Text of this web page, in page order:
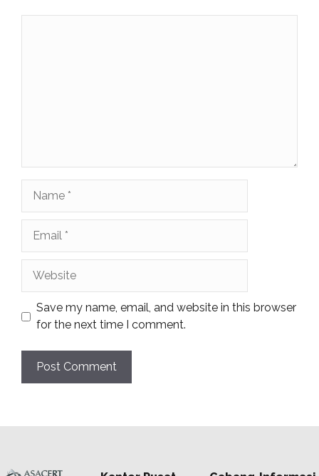
Save my name, email, and website in this browser
for the next time I comment.